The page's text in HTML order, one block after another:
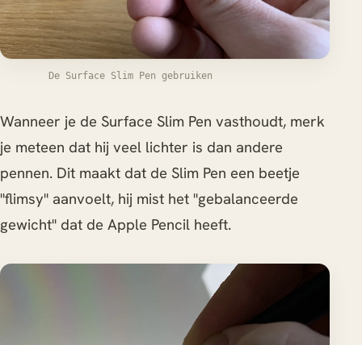
De Surface Slim Pen gebruiken
Wanneer je de Surface Slim Pen vasthoudt, merk
je meteen dat hij veel lichter is dan andere
pennen. Dit maakt dat de Slim Pen een beetje
"flimsy" aanvoelt, hij mist het "gebalanceerde
gewicht" dat de Apple Pencil heeft.